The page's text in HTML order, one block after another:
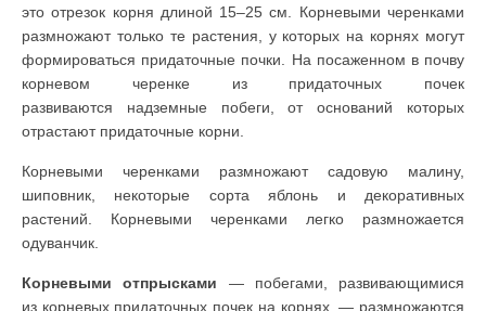
это отрезок корня длиной 15–25 см. Корневыми черенками
размножают только те растения, у которых на корнях могут
формироваться придаточные почки. На посаженном в почву
корневом черенке из придаточных почек
развиваются надземные побеги, от оснований которых
отрастают придаточные корни.
Корневыми черенками размножают садовую малину,
шиповник, некоторые сорта яблонь и декоративных
растений. Корневыми черенками легко размножается
одуванчик.
Корневыми отпрысками — побегами, развивающимися
из корневых придаточных почек на корнях, — размножаются